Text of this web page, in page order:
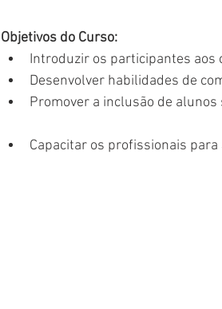
Objetivos do Curso:
Introduzir os participantes aos
Desenvolver habilidades de
Promover a inclusão de
Capacitar os profissionais